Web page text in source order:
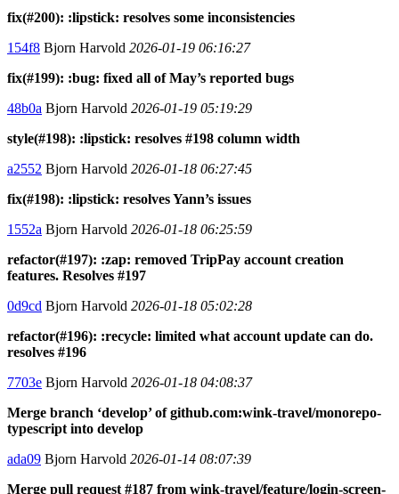
fix(#200): :lipstick: resolves some inconsistencies
154f8 Bjorn Harvold 2026-01-19 06:16:27
fix(#199): :bug: fixed all of May’s reported bugs
48b0a Bjorn Harvold 2026-01-19 05:19:29
style(#198): :lipstick: resolves #198 column width
a2552 Bjorn Harvold 2026-01-18 06:27:45
fix(#198): :lipstick: resolves Yann’s issues
1552a Bjorn Harvold 2026-01-18 06:25:59
refactor(#197): :zap: removed TripPay account creation
features. Resolves #197
0d9cd Bjorn Harvold 2026-01-18 05:02:28
refactor(#196): :recycle: limited what account update can do.
resolves #196
7703e Bjorn Harvold 2026-01-18 04:08:37
Merge branch ‘develop’ of github.com:wink-travel/monorepo-
typescript into develop
ada09 Bjorn Harvold 2026-01-14 08:07:39
Merge pull request #187 from wink-travel/feature/login-screen-